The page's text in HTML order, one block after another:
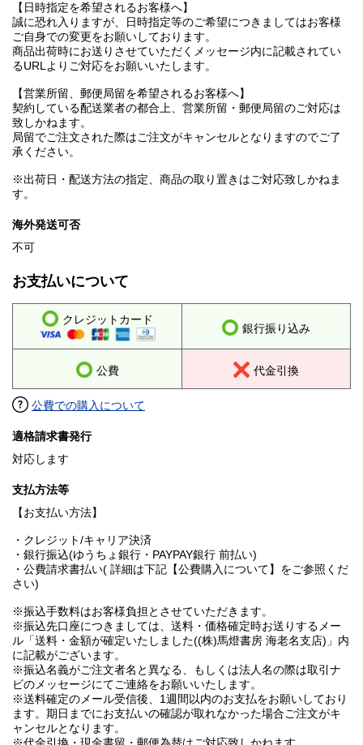
【日時指定を希望されるお客様へ】
誠に恐れ入りますが、日時指定等のご希望につきましてはお客様
ご自身での変更をお願いしております。
商品出荷時にお送りさせていただくメッセージ内に記載されてい
るURLよりご対応をお願いいたします。
【営業所留、郵便局留を希望されるお客様へ】
契約している配送業者の都合上、営業所留・郵便局留のご対応は
致しかねます。
局留でご注文された際はご注文がキャンセルとなりますのでご了
承ください。
※出荷日・配送方法の指定、商品の取り置きはご対応致しかねま
す。
海外発送可否
不可
お支払いについて
クレジットカード
銀行振り込み
公費 代金引換
公費での購入について
適格請求書発行
対応します
支払方法等
【お支払い方法】
・クレジット/キャリア決済
・銀行振込(ゆうちょ銀行・PAYPAY銀行 前払い)
・公費請求書払い( 詳細は下記【公費購入について】をご参照くだ
さい)
※振込手数料はお客様負担とさせていただきます。
※振込先口座につきましては、送料・価格確定時お送りするメー
ル「送料・金額が確定いたしました((株)馬燈書房 海老名支店)」内
に記載がございます。
※振込名義がご注文者名と異なる、もしくは法人名の際は取引ナ
ビのメッセージにてご連絡をお願いいたします。
※送料確定のメール受信後、1週間以内のお支払をお願いしており
ます。期日までにお支払いの確認が取れなかった場合ご注文がキ
ャンセルとなります。